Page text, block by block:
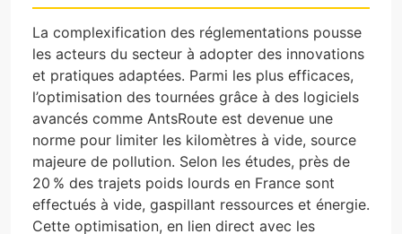
La complexification des réglementations pousse
les acteurs du secteur à adopter des innovations
et pratiques adaptées. Parmi les plus efficaces,
l’optimisation des tournées grâce à des logiciels
avancés comme AntsRoute est devenue une
norme pour limiter les kilomètres à vide, source
majeure de pollution. Selon les études, près de
20 % des trajets poids lourds en France sont
effectués à vide, gaspillant ressources et énergie.
Cette optimisation, en lien direct avec les